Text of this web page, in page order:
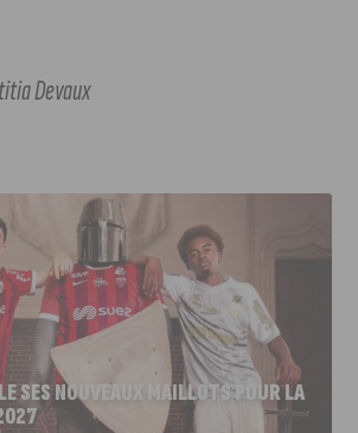
Devaux
SES NOUVEAUX MAILLOTS POUR LA